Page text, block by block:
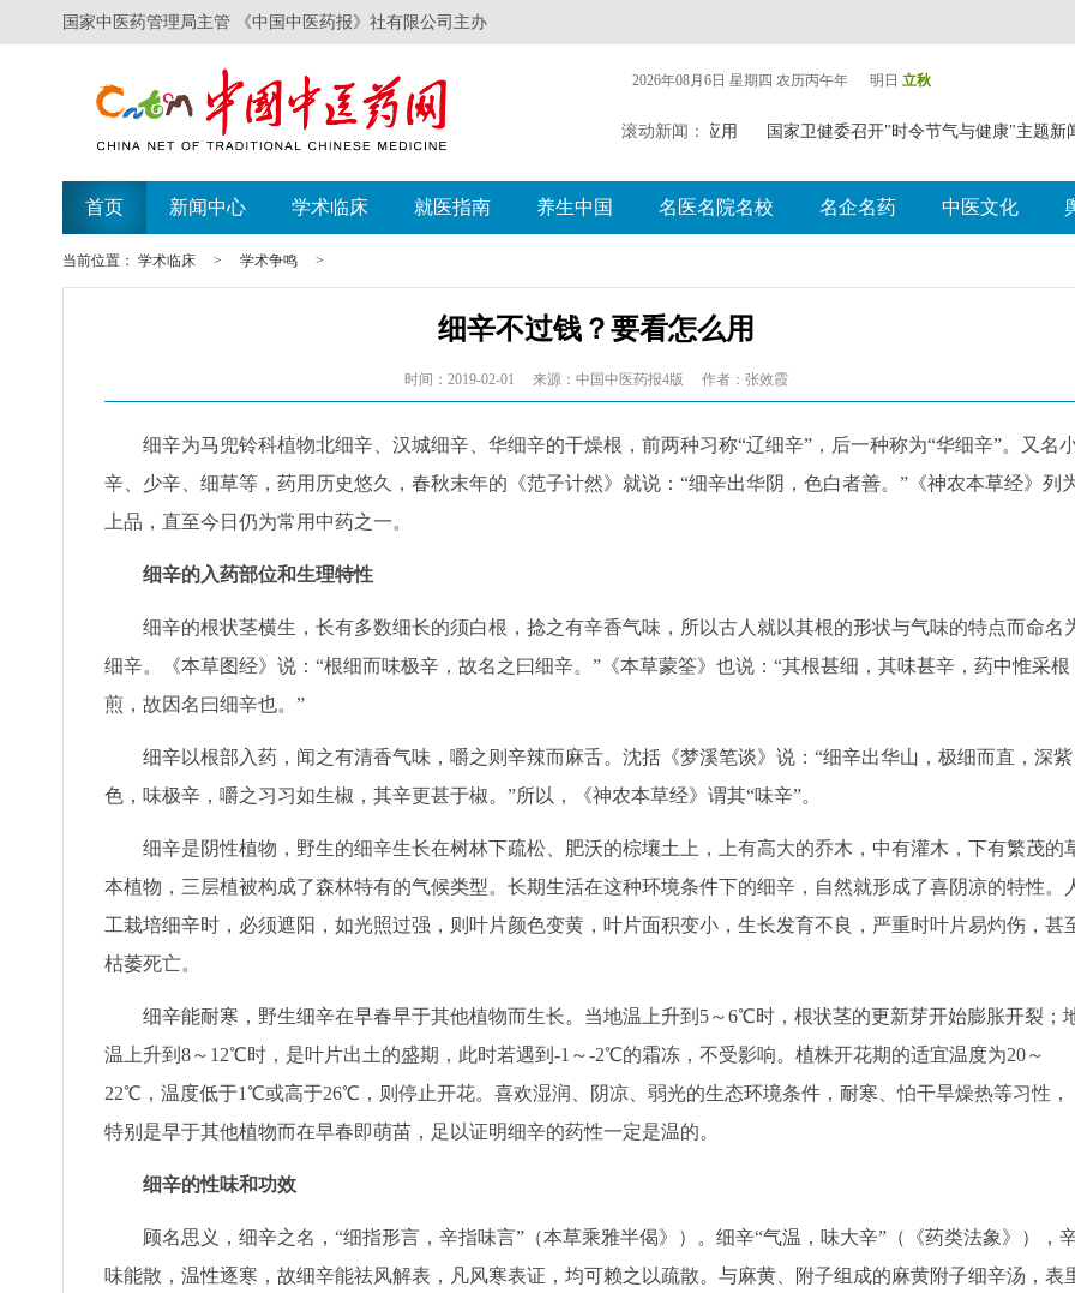
国家中医药管理局主管 《中国中医药报》社有限公司主办
2026年08月6日 星期四 农历丙午年 明日 立秋
滚动新闻：
遗失声明 广西举办比赛探索中（壮瑶）药药膳食疗推广应用 国家卫健委召开"时令节气与健康"主题新
首页 新闻中心 学术临床 就医指南 养生中国 名医名院名校 名企名药 中医文化
当前位置： 学术临床 > 学术争鸣 >
细辛不过钱？要看怎么用
时间：2019-02-01 来源：中国中医药报4版 作者：张效霞
细辛为马兜铃科植物北细辛、汉城细辛、华细辛的干燥根，前两种习称“辽细辛”，后一种称为“华细辛”。又名
辛、少辛、细草等，药用历史悠久，春秋末年的《范子计然》就说：“细辛出华阴，色白者善。”《神农本草经》列
上品，直至今日仍为常用中药之一。
细辛的入药部位和生理特性
细辛的根状茎横生，长有多数细长的须白根，捻之有辛香气味，所以古人就以其根的形状与气味的特点而命名
细辛。《本草图经》说：“根细而味极辛，故名之曰细辛。”《本草蒙筌》也说：“其根甚细，其味甚辛，药中惟采根
煎，故因名曰细辛也。”
细辛以根部入药，闻之有清香气味，嚼之则辛辣而麻舌。沈括《梦溪笔谈》说：“细辛出华山，极细而直，深紫
色，味极辛，嚼之习习如生椒，其辛更甚于椒。”所以，《神农本草经》谓其“味辛”。
细辛是阴性植物，野生的细辛生长在树林下疏松、肥沃的棕壤土上，上有高大的乔木，中有灌木，下有繁茂的
本植物，三层植被构成了森林特有的气候类型。长期生活在这种环境条件下的细辛，自然就形成了喜阴凉的特性。
工栽培细辛时，必须遮阳，如光照过强，则叶片颜色变黄，叶片面积变小，生长发育不良，严重时叶片易灼伤，甚
枯萎死亡。
细辛能耐寒，野生细辛在早春早于其他植物而生长。当地温上升到5～6℃时，根状茎的更新芽开始膨胀开裂；
温上升到8～12℃时，是叶片出土的盛期，此时若遇到-1～-2℃的霜冻，不受影响。植株开花期的适宜温度为20～
22℃，温度低于1℃或高于26℃，则停止开花。喜欢湿润、阴凉、弱光的生态环境条件，耐寒、怕干旱燥热等习性，
特别是早于其他植物而在早春即萌苗，足以证明细辛的药性一定是温的。
细辛的性味和功效
顾名思义，细辛之名，“细指形言，辛指味言”（本草乘雅半偈》）。细辛“气温，味大辛”（《药类法象》），
味能散，温性逐寒，故细辛能祛风解表，凡风寒表证，均可赖之以疏散。与麻黄、附子组成的麻黄附子细辛汤，表